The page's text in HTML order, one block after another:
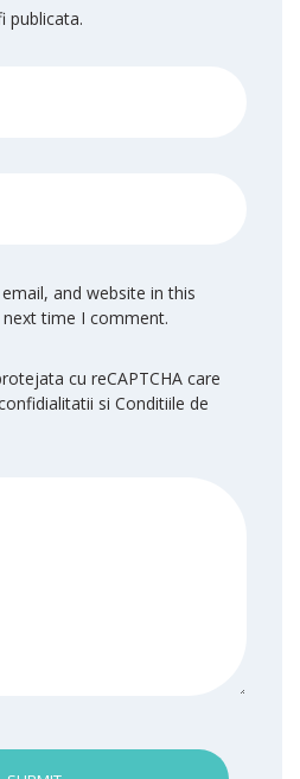
publicata.
and website in this
time I comment.
cu reCAPTCHA care
si Conditiile de